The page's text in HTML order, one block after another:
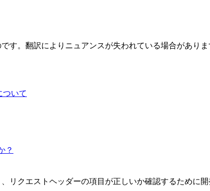
す。翻訳によりニュアンスが失われている場合がありま
ついて
？
リクエストヘッダーの項目が正しいか確認するために